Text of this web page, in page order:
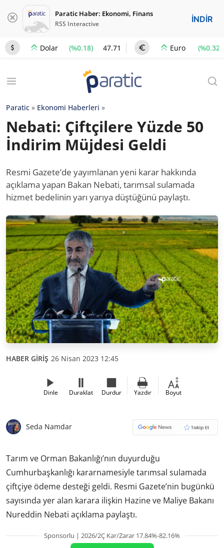
Paratic Haber: Ekonomi, Finans
RSS Interactive İNDİR
Dolar (%0.18) 47.71 Euro (%0.32)
Paratic » Ekonomi Haberleri »
Nebati: Çiftçilere Yüzde 50
İndirim Müjdesi Geldi
Resmi Gazete’de yayımlanan yeni karar hakkında
açıklama yapan Bakan Nebati, tarımsal sulamada
hizmet bedelinin yarı yarıya düştüğünü paylaştı.
HABER GİRİŞ 26 Nisan 2023 12:45
Dinle Duraklat Durdur Yazdır Boyut
Seda Namdar
Tarım ve Orman Bakanlığı’nın duyurduğu
Cumhurbaşkanlığı kararnamesiyle tarımsal sulamada
çiftçiye ödeme desteği geldi. Resmi Gazete’nin bugünkü
sayısında yer alan karara ilişkin Hazine ve Maliye Bakanı
Nureddin Nebati açıklama paylaştı.
Sponsorlu | 2026/2Ç Kar/Zarar 17.84%-82.16%